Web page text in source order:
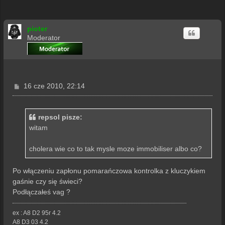
pioter
Moderator
P
o
16 cze 2010, 22:14
repsol pisze:
witam
cholera wie co to tak mysle moze immobiliser albo co?
Po włączeniu zapłonu pomarańczowa kontrolka z kluczykiem
gaśnie czy się świeci?
Podłączałeś vag ?
ex : A8 D2 95r 4.2
A8 D3 03 4.2